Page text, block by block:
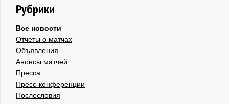
Рубрики
Все новости
Отчеты о матчах
Объявления
Анонсы матчей
Пресса
Пресс-конференции
Послесловия